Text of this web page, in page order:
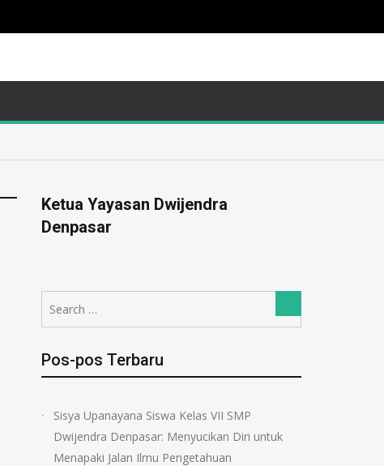
Ketua Yayasan Dwijendra
Denpasar
for:
Pos-pos Terbaru
Sisya Upanayana Siswa Kelas VII SMP
Dwijendra Denpasar: Menyucikan Diri untuk
Menapaki Jalan Ilmu Pengetahuan